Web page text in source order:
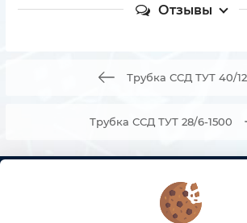
Отзывы
Трубка ССД ТУТ 40/
Трубка ССД ТУТ 28/6-1500